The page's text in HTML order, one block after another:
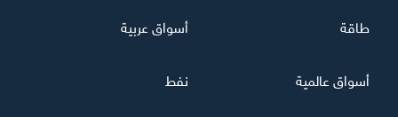
طاقة أسواق عربية
أسواق عالمية نفط